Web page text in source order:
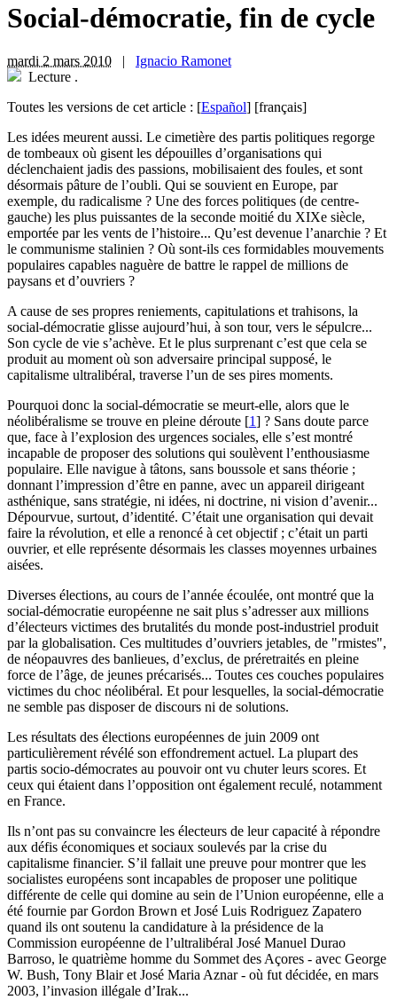
Social-démocratie, fin de cycle
mardi 2 mars 2010 | Ignacio Ramonet
Lecture .
Toutes les versions de cet article : [Español] [français]
Les idées meurent aussi. Le cimetière des partis politiques regorge
de tombeaux où gisent les dépouilles d’organisations qui
déclenchaient jadis des passions, mobilisaient des foules, et sont
désormais pâture de l’oubli. Qui se souvient en Europe, par
exemple, du radicalisme ? Une des forces politiques (de centre-
gauche) les plus puissantes de la seconde moitié du XIXe siècle,
emportée par les vents de l’histoire... Qu’est devenue l’anarchie ? Et
le communisme stalinien ? Où sont-ils ces formidables mouvements
populaires capables naguère de battre le rappel de millions de
paysans et d’ouvriers ?
A cause de ses propres reniements, capitulations et trahisons, la
social-démocratie glisse aujourd’hui, à son tour, vers le sépulcre...
Son cycle de vie s’achève. Et le plus surprenant c’est que cela se
produit au moment où son adversaire principal supposé, le
capitalisme ultralibéral, traverse l’un de ses pires moments.
Pourquoi donc la social-démocratie se meurt-elle, alors que le
néolibéralisme se trouve en pleine déroute [1] ? Sans doute parce
que, face à l’explosion des urgences sociales, elle s’est montré
incapable de proposer des solutions qui soulèvent l’enthousiasme
populaire. Elle navigue à tâtons, sans boussole et sans théorie ;
donnant l’impression d’être en panne, avec un appareil dirigeant
asthénique, sans stratégie, ni idées, ni doctrine, ni vision d’avenir...
Dépourvue, surtout, d’identité. C’était une organisation qui devait
faire la révolution, et elle a renoncé à cet objectif ; c’était un parti
ouvrier, et elle représente désormais les classes moyennes urbaines
aisées.
Diverses élections, au cours de l’année écoulée, ont montré que la
social-démocratie européenne ne sait plus s’adresser aux millions
d’électeurs victimes des brutalités du monde post-industriel produit
par la globalisation. Ces multitudes d’ouvriers jetables, de "rmistes",
de néopauvres des banlieues, d’exclus, de préretraités en pleine
force de l’âge, de jeunes précarisés... Toutes ces couches populaires
victimes du choc néolibéral. Et pour lesquelles, la social-démocratie
ne semble pas disposer de discours ni de solutions.
Les résultats des élections européennes de juin 2009 ont
particulièrement révélé son effondrement actuel. La plupart des
partis socio-démocrates au pouvoir ont vu chuter leurs scores. Et
ceux qui étaient dans l’opposition ont également reculé, notamment
en France.
Ils n’ont pas su convaincre les électeurs de leur capacité à répondre
aux défis économiques et sociaux soulevés par la crise du
capitalisme financier. S’il fallait une preuve pour montrer que les
socialistes européens sont incapables de proposer une politique
différente de celle qui domine au sein de l’Union européenne, elle a
été fournie par Gordon Brown et José Luis Rodriguez Zapatero
quand ils ont soutenu la candidature à la présidence de la
Commission européenne de l’ultralibéral José Manuel Durao
Barroso, le quatrième homme du Sommet des Açores - avec George
W. Bush, Tony Blair et José Maria Aznar - où fut décidée, en mars
2003, l’invasion illégale d’Irak...